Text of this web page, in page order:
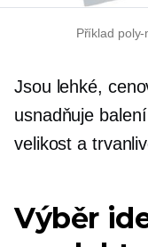
Příklad
Jsou lehké,
usnadňuje
velikost a
Výběr